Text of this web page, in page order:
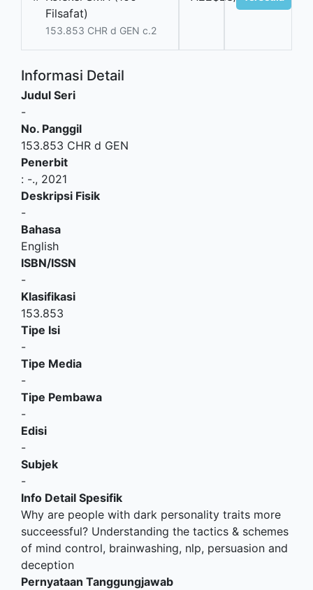
Filsafat)
153.853 CHR d GEN c.2
Informasi Detail
Judul Seri
-
No. Panggil
153.853 CHR d GEN
Penerbit
: -., 2021
Deskripsi Fisik
-
Bahasa
English
ISBN/ISSN
-
Klasifikasi
153.853
Tipe Isi
-
Tipe Media
-
Tipe Pembawa
-
Edisi
-
Subjek
-
Info Detail Spesifik
Why are people with dark personality traits more
succeessful? Understanding the tactics & schemes
of mind control, brainwashing, nlp, persuasion and
deception
Pernyataan Tanggungjawab